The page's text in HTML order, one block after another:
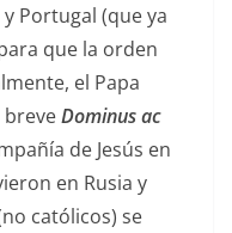
Portugal (que ya
que la orden
el Papa
breveDominus ac
de Jesús en
en Rusia y
católicos) se